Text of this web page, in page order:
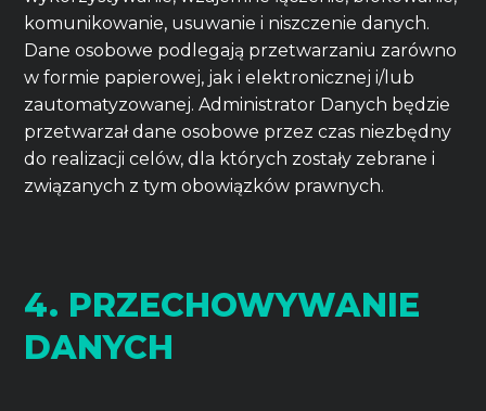
komunikowanie, usuwanie i niszczenie danych.
Dane osobowe podlegają przetwarzaniu zarówno
w formie papierowej, jak i elektronicznej i/lub
zautomatyzowanej. Administrator Danych będzie
przetwarzał dane osobowe przez czas niezbędny
do realizacji celów, dla których zostały zebrane i
związanych z tym obowiązków prawnych.
4. PRZECHOWYWANIE
DANYCH